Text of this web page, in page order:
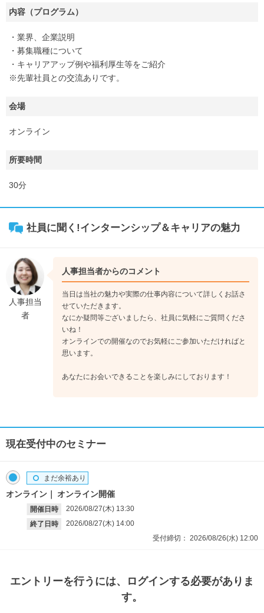
内容（プログラム）
・業界、企業説明
・募集職種について
・キャリアアップ例や福利厚生等をご紹介
※先輩社員との交流ありです。
会場
オンライン
所要時間
30分
社員に聞く!インターンシップ＆キャリアの魅力
人事担当
者
人事担当者からのコメント
当日は当社の魅力や実際の仕事内容について詳しくお話さ
せていただきます。
なにか疑問等ございましたら、社員に気軽にご質問くださ
いね！
オンラインでの開催なのでお気軽にご参加いただければと
思います。
あなたにお会いできることを楽しみにしております！
現在受付中のセミナー
オンライン オンライン開催
開催日時 2026/08/27(木) 13:30
終了日時
2026/08/27(木) 14:00
まだ余裕あり
受付締切： 2026/08/26(水) 12:00
エントリーを行うには、ログインする必要がありま
す。